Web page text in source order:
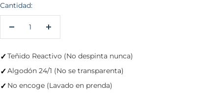
Cantidad:
Decrecer
Aumentar
✓Teñido Reactivo (No despinta nunca)
✓Algodón 24/1 (No se transparenta)
✓ No encoge (Lavado en prenda)